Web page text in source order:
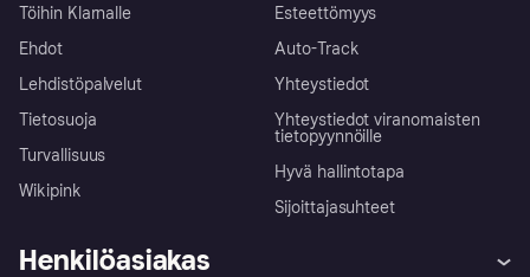
Töihin Klarnalle
Ehdot
Lehdistöpalvelut
Tietosuoja
Turvallisuus
Wikipink
Esteettömyys
Auto-Track
Yhteystiedot
Yhteystiedot viranomaisten
tietopyynnöille
Hyvä hallintotapa
Sijoittajasuhteet
Henkilöasiakas